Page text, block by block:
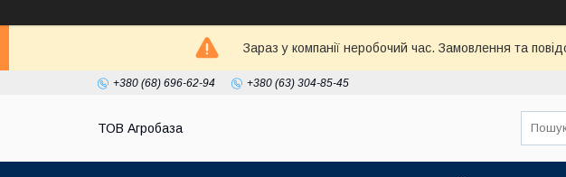
Зараз у компанії неробочий час. Замовлення та
+380 (68) 696-62-94 +380 (63) 304-85-45
ТОВ Агробаза